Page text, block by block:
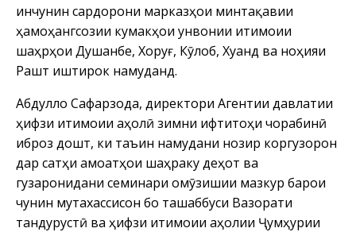
инчунин сардорони марказҳои минтақавии
ҳамоҳангсозии кумакҳои унвонии иҷтимоии
шаҳрҳои Душанбе, Хоруғ, Кӯлоб, Хуҷанд ва ноҳияи
Рашт иштирок намуданд.
Абдулло Сафарзода, директори Агентии давлатии
ҳифзи иҷтимоии аҳолӣ зимни ифтитоҳи чорабинӣ
иброз дошт, ки таъин намудани нозир коргузорон
дар сатҳи ҷамоатҳои шаҳраку деҳот ва
гузаронидани семинари омӯзишии мазкур барои
чунин мутахассисон бо ташаббуси Вазорати
тандурустӣ ва ҳифзи иҷтимоии аҳолии Ҷумҳурии